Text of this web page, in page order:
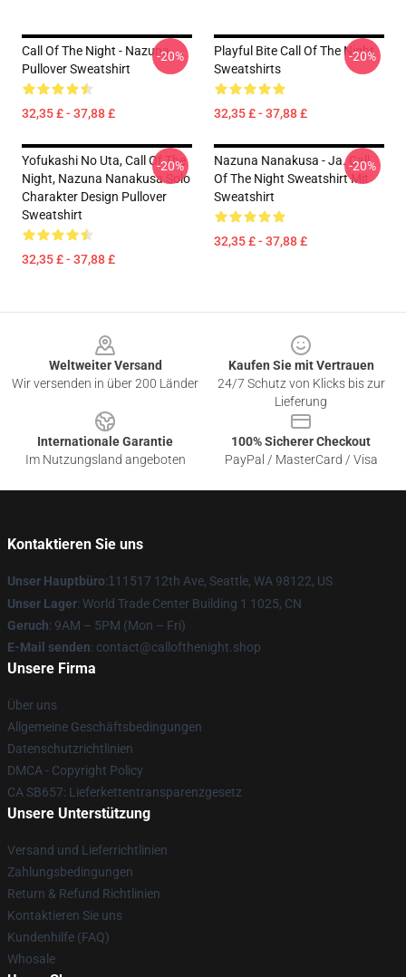
Call Of The Night - Nazuna
Pullover Sweatshirt
32,35 £ - 37,88 £
-20%
Playful Bite Call Of The Night
Sweatshirts
32,35 £ - 37,88 £
-20%
Yofukashi No Uta, Call Of The
Night, Nazuna Nanakusa Solo
Charakter Design Pullover
Sweatshirt
32,35 £ - 37,88 £
-20%
Nazuna Nanakusa - Ja. Call
Of The Night Sweatshirt Mit
Sweatshirt
32,35 £ - 37,88 £
-20%
Weltweiter Versand
Wir versenden in über 200 Länder
Kaufen Sie mit Vertrauen
24/7 Schutz von Klicks bis zur
Lieferung
Internationale Garantie
Im Nutzungsland angeboten
100% Sicherer Checkout
PayPal / MasterCard / Visa
Kontaktieren Sie uns
Unser Hauptbüro:1 11517 12th Ave, Seattle, WA 98122, US
Unser Lager: World Trade Center Building 1 1025, CN
Geruch: 9AM – 5PM (Mon – Fri)
E-Mail senden: contact@callofthenight.shop
Unsere Firma
Über uns
Allgemeine Geschäftsbedingungen
Datenschutzrichtlinien
DMCA - Copyright Policy
CA SB657: Lieferkettentransparenzgesetz
Unsere Unterstützung
Versand und Lieferrichtlinien
Zahlungsbedingungen
Return & Refund Richtlinien
Kontaktieren Sie uns
Kundenhilfe (FAQ)
Whosale